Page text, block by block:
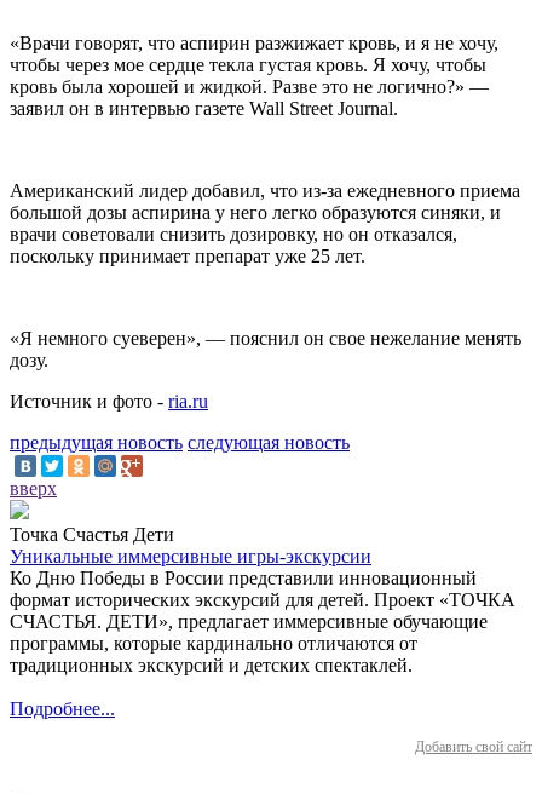
«Врачи говорят, что аспирин разжижает кровь, и я не хочу,
чтобы через мое сердце текла густая кровь. Я хочу, чтобы
кровь была хорошей и жидкой. Разве это не логично?» —
заявил он в интервью газете Wall Street Journal.
Американский лидер добавил, что из-за ежедневного приема
большой дозы аспирина у него легко образуются синяки, и
врачи советовали снизить дозировку, но он отказался,
поскольку принимает препарат уже 25 лет.
«Я немного суеверен», — пояснил он свое нежелание менять
дозу.
Источник и фото - ria.ru
предыдущая новость следующая новость
вверх
Точка Счастья Дети
Уникальные иммерсивные игры-экскурсии
Ко Дню Победы в России представили инновационный
формат исторических экскурсий для детей. Проект «ТОЧКА
СЧАСТЬЯ. ДЕТИ», предлагает иммерсивные обучающие
программы, которые кардинально отличаются от
традиционных экскурсий и детских спектаклей.
Подробнее...
Добавить свой сайт